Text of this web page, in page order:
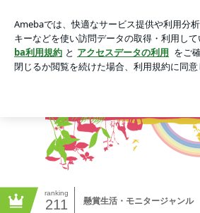
アプリをダウンロードして ブログの更新通知
ょう。
ranking
211 懸賞生活・モニタージャンル